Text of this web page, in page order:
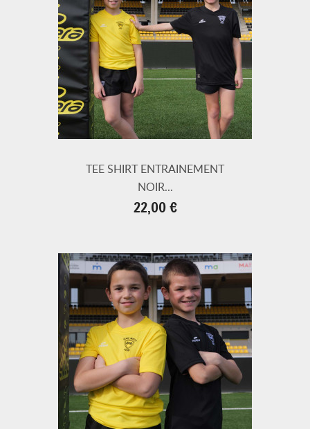
TEE SHIRT ENTRAINEMENT
NOIR...
Prix
22,00 €